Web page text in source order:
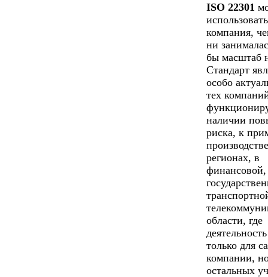
ISO 22301
компания,
ни
бы масштаб
Стандарт
особо
тех
наличии
риска, к
регионах, в
финансовой,
области, где
только для
компании,
остальных